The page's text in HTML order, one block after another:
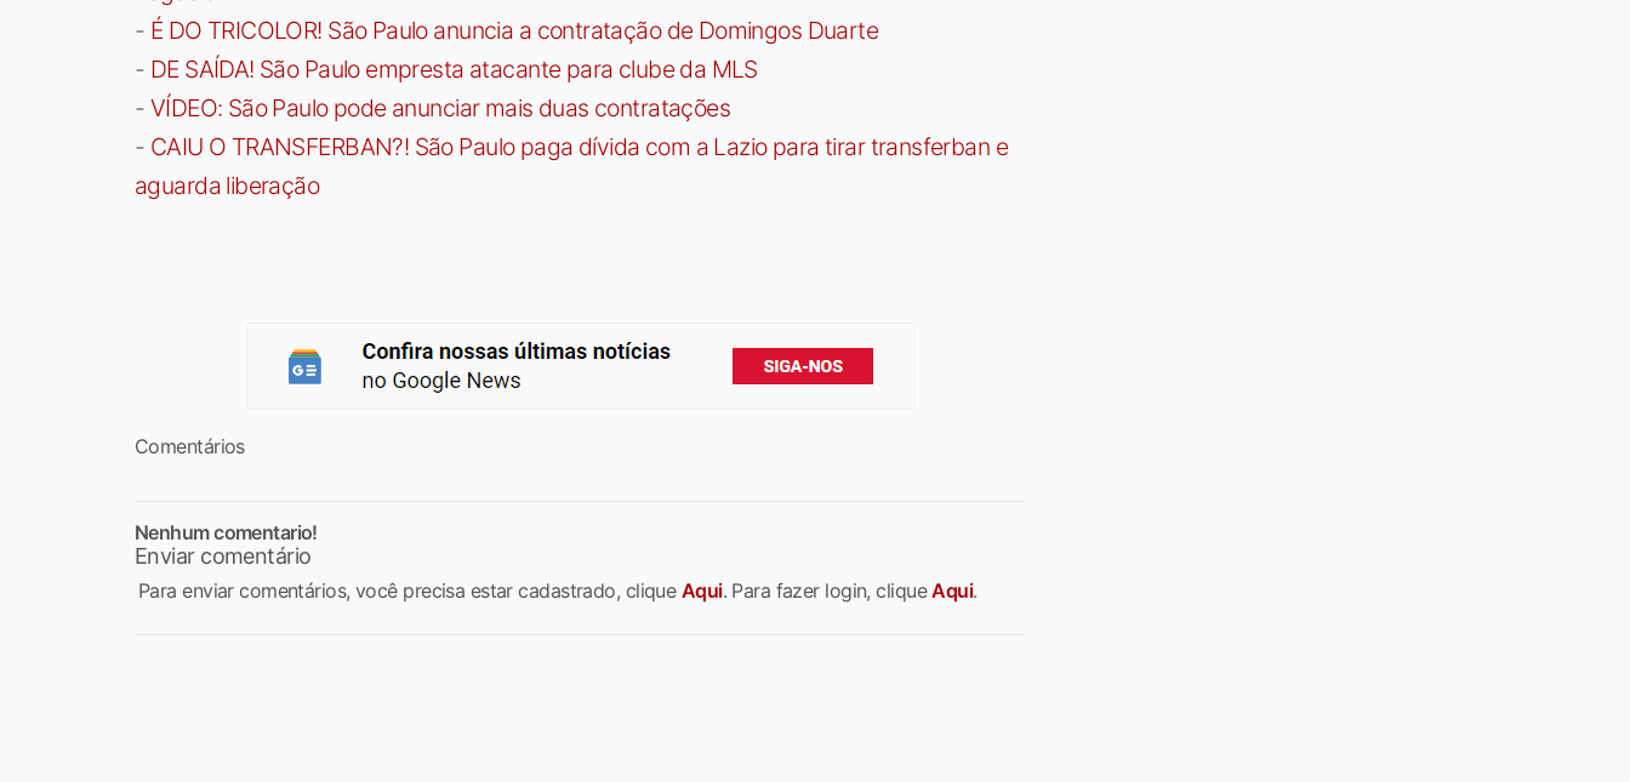
- É DO TRICOLOR! São Paulo anuncia a contratação de Domingos Duarte
- DE SAÍDA! São Paulo empresta atacante para clube da MLS
- VÍDEO: São Paulo pode anunciar mais duas contratações
- CAIU O TRANSFERBAN?! São Paulo paga dívida com a Lazio para tirar transferban e
aguarda liberação
Comentários
Nenhum comentario!
Enviar comentário
Para enviar comentários, você precisa estar cadastrado, clique Aqui. Para fazer login, cliqueAqui.